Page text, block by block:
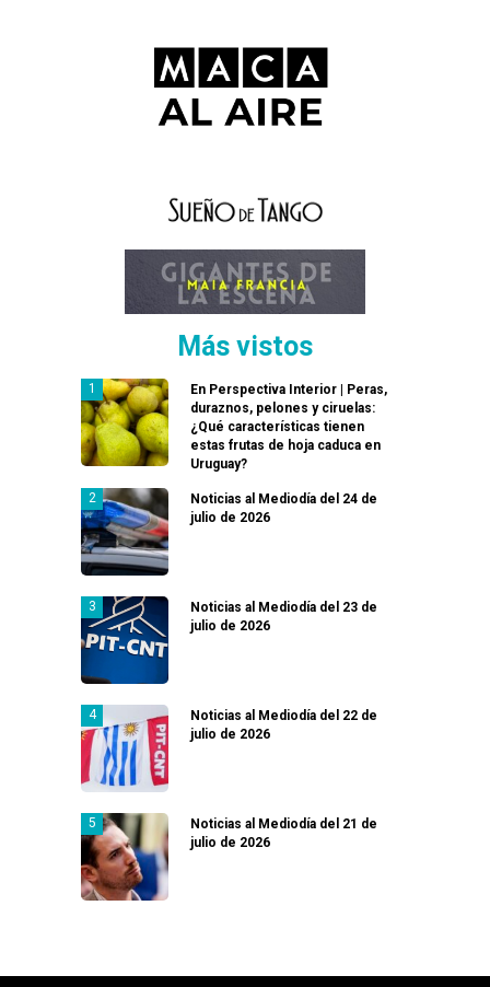
Más vistos
En Perspectiva Interior | Peras,
duraznos, pelones y ciruelas:
¿Qué características tienen
estas frutas de hoja caduca en
Uruguay?
Noticias al Mediodía del 24 de
julio de 2026
Noticias al Mediodía del 23 de
julio de 2026
Noticias al Mediodía del 22 de
julio de 2026
Noticias al Mediodía del 21 de
julio de 2026